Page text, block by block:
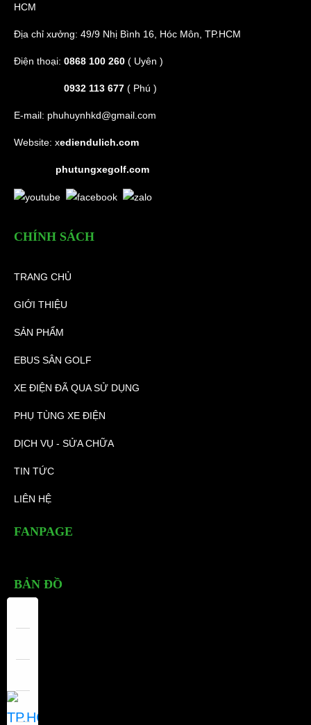
HCM
Địa chỉ xưởng: 49/9 Nhị Bình 16, Hóc Môn, TP.HCM
Điện thoại: 0868 100 260 ( Uyên )
0932 113 677 ( Phú )
E-mail: phuhuynhkd@gmail.com
Website: xediendulich.com
phutungxegolf.com
CHÍNH SÁCH
TRANG CHỦ
GIỚI THIỆU
SẢN PHẨM
EBUS SÂN GOLF
XE ĐIỆN ĐÃ QUA SỬ DỤNG
PHỤ TÙNG XE ĐIỆN
DỊCH VỤ - SỬA CHỮA
TIN TỨC
LIÊN HỆ
FANPAGE
BẢN ĐỒ